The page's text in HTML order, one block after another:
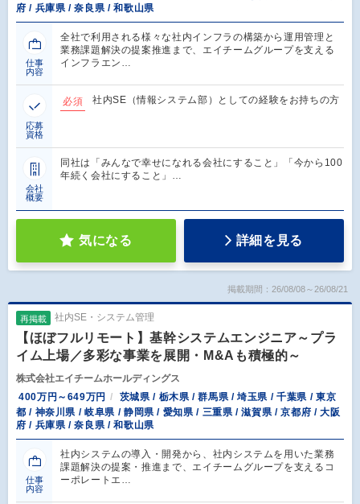
府 / 兵庫県 / 奈良県 / 和歌山県
仕事
内容
全社で利用される様々な社内インフラの構築から運用管理と
業務課題解決の提案推進まで、エイチームグループを支える
インフラエン…
応募
資格
必須 社内SE（情報システム部）としての経験をお持ちの方
会社
概要
同社は「みんなで幸せになれる会社にすること」「今から100
年続く会社にすること」…
気になる 詳細を見る
掲載期間：26/08/08～26/08/21
再掲載 社内SE・システム管理
【ほぼフルリモート】基幹システムエンジニア～プラ
イム上場／多彩な事業を展開・M&Aも積極的～
株式会社エイチームホールディングス
400万円～649万円
茨城県 / 栃木県 / 群馬県 / 埼玉県 / 千葉県 / 東京
都 / 神奈川県 / 岐阜県 / 静岡県 / 愛知県 / 三重県 / 滋賀県 / 京都府 / 大阪
府 / 兵庫県 / 奈良県 / 和歌山県
仕事
内容
社内システムの導入・開発から、社内システムを用いた業務
課題解決の提案・推進まで、エイチームグループを支えるコ
ーポレートエ…